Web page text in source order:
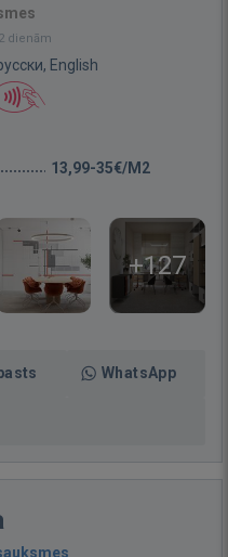
dienām
English
13,99-35€/M2
+127
WhatsApp